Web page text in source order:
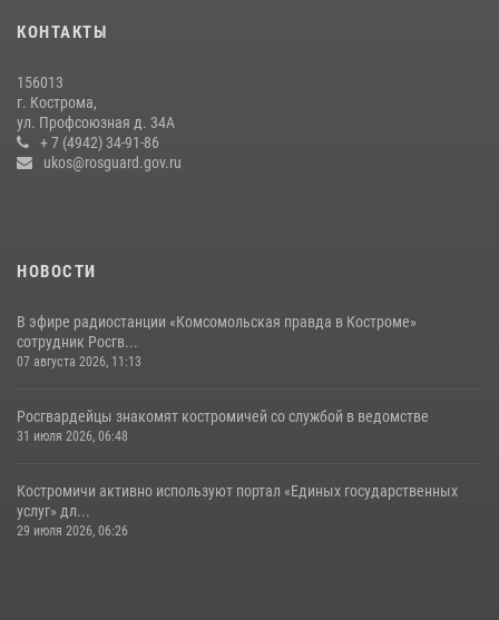
Ивана Кирилловича Яковлева
Росгвардейцы знакомят костромичей со службой в ведомстве
31 июля 2026, 06:48
КОНТАКТЫ
156013
г. Кострома,
ул. Профсоюзная д. 34А
+ 7 (4942) 34-91-86
ukos@rosguard.gov.ru
НОВОСТИ
В эфире радиостанции «Комсомольская правда в Костроме»
сотрудник Росгв...
07 августа 2026, 11:13
Росгвардейцы знакомят костромичей со службой в ведомстве
31 июля 2026, 06:48
Костромичи активно используют портал «Единых государственных
услуг» дл...
29 июля 2026, 06:26